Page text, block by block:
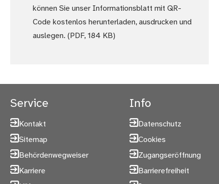
können Sie unser Informationsblatt mit QR-
Code kostenlos herunterladen, ausdrucken und
auslegen. (PDF, 184 KB)
Service
Kontakt
Sitemap
Behördenwegweiser
Karriere
Info
Datenschutz
Cookies
Zugangseröffnung
Barrierefreiheit